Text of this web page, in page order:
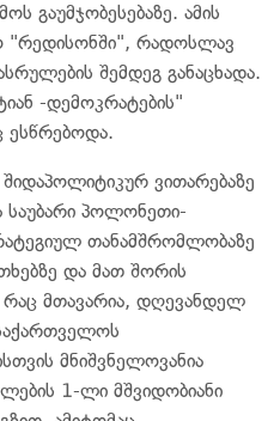
გაუმჯობესებაზე. ამის
"რედისონში", რადოსლავ
შემდეგ განაცხადა.
-დემოკრატების"
ესწრებოდა.
ვითარებაზე
საუბარი პოლონეთი-
თანამშრომლობაზე
და მათ შორის
მთავარია, დღევანდელ
მნიშვნელოვანია
1-ლი მშვიდობიანი